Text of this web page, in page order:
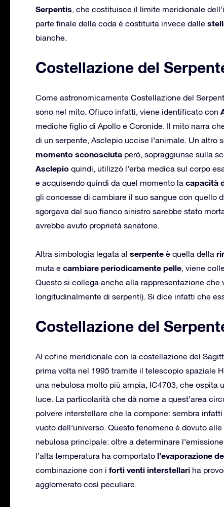
Serpentis, che costituisce il limite meridionale
parte finale della coda è costituita invece dalle
bianche.
Costellazione del
Come astronomicamente Costellazione del
sono nel mito. Ofiuco infatti, viene identificato con
mediche figlio di Apollo e Coronide. Il mito narra
di un serpente, Asclepio uccise l’animale. Un altro
momento sconosciuta però, sopraggiunse sulla
Asclepio quindi, utilizzò l’erba medica sul corpo
e acquisendo quindi da quel momento la capacità
gli concesse di cambiare il suo sangue con quello
sgorgava dal suo fianco sinistro sarebbe stato
avrebbe avuto proprietà sanatorie.
Altra simbologia legata al serpente è quella della
muta e cambiare periodicamente pelle, viene
Questo si collega anche alla rappresentazione
longitudinalmente di serpenti). Si dice infatti che
Costellazione del
Al cofine meridionale con la costellazione del
prima volta nel 1995 tramite il telescopio spaziale
una nebulosa molto più ampia, IC4703, che
luce. La particolarità che dà nome a quest’area
polvere interstellare che la compone: sembra
vuoto dell’universo. Questo fenomeno è dovuto alle
nebulosa principale: oltre a determinare
l’alta temperatura ha comportato l’evaporazione
combinazione con i forti venti interstellari ha
agglomerato così peculiare.